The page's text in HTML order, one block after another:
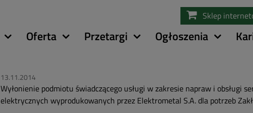
treści
Sklep
Oferta Przetargi Ogłoszenia
13.11.2014
Wyłonienie podmiotu świadczącego usługi w zakresie napraw i obsługi
elektrycznych wyprodukowanych przez Elektrometal S.A. dla potrzeb